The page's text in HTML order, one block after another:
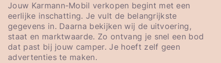
Jouw Karmann-Mobil verkopen begint met een
eerlijke inschatting. Je vult de belangrijkste
gegevens in. Daarna bekijken wij de uitvoering,
staat en marktwaarde. Zo ontvang je snel een bod
dat past bij jouw camper. Je hoeft zelf geen
advertenties te maken.